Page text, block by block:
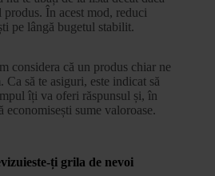
produs. În acest mod, reduci
pe lângă bugetul stabilit.
considera că un produs chiar ne
Ca să te asiguri, este indicat să
îți va oferi răspunsul și, în
economisești sume valoroase.
ți grila de nevoi